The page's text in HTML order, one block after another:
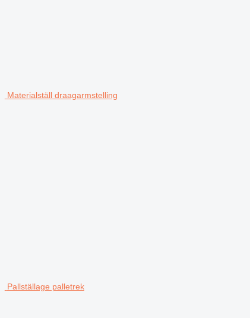
Materialställ draagarmstelling
Pallställage palletrek